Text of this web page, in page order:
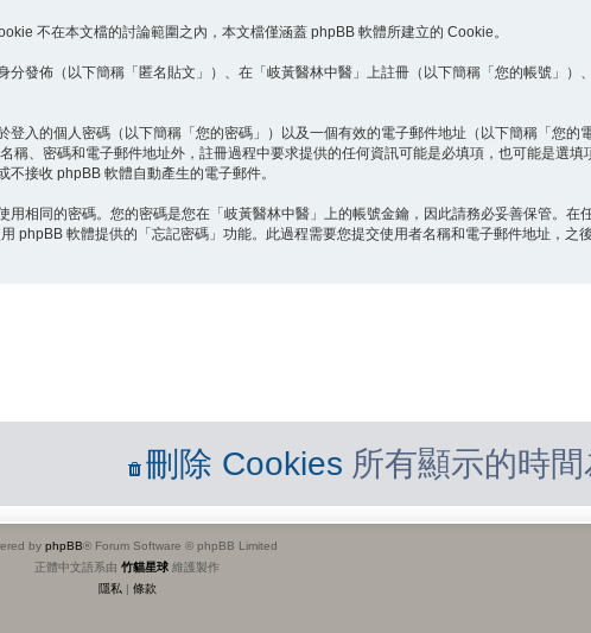
不在本文檔的討論範圍之內，本文檔僅涵蓋 phpBB 軟體所建立的 Cookie。
發佈（以下簡稱「匿名貼文」）、在「岐黃醫林中醫」上註冊（以下簡稱「您的帳號」）
入的個人密碼（以下簡稱「您的密碼」）以及一個有效的電子郵件地址（以下簡稱「您的
、密碼和電子郵件地址外，註冊過程中要求提供的任何資訊可能是必填項，也可能是選
接收 phpBB 軟體自動產生的電子郵件。
相同的密碼。您的密碼是您在「岐黃醫林中醫」上的帳號金鑰，因此請務必妥善保管。在
phpBB 軟體提供的「忘記密碼」功能。此過程需要您提交使用者名稱和電子郵件地址，之
所有顯示的時間
刪除 Cookies
by phpBB® Forum Software © phpBB Limited
正體中文語系由 竹貓星球 維護製作
隱私| 條款